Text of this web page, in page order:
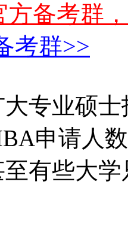
方备考群
考群>>
专业硕
申请人
有些大